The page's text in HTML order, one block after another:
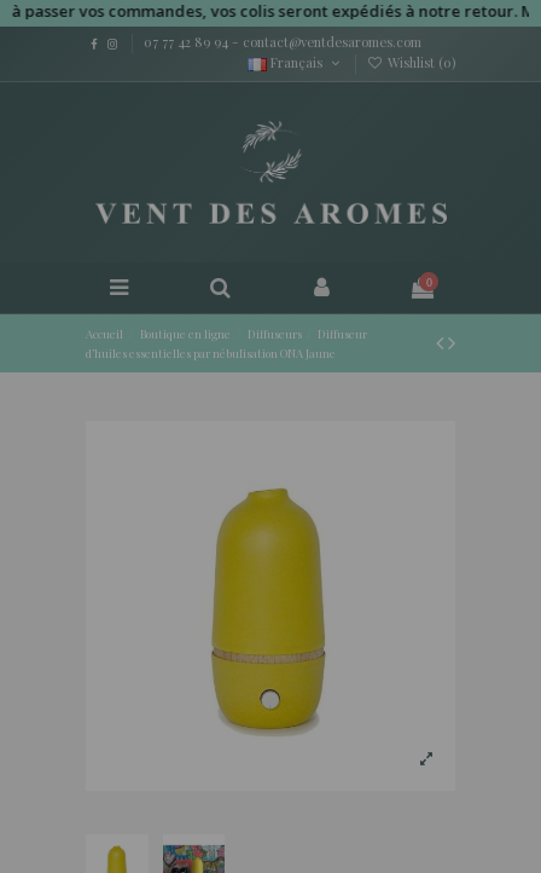
vos commandes, vos colis seront expédiés à notre retour.
07 77 42 89 94 - contact@ventdesaromes.com
Français
Wishlist (0)
0
Accueil Boutique en ligne Diffuseurs
Diffuseur
d’huiles essentielles par nébulisation ONA Jaune